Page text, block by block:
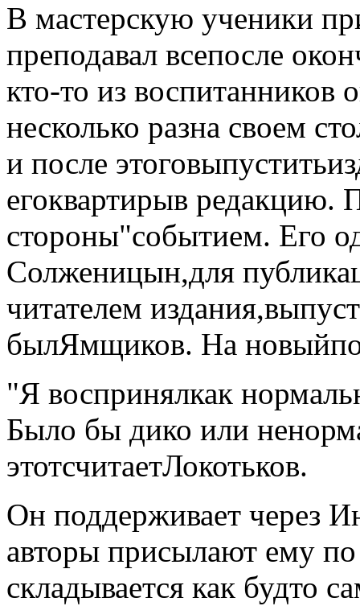
В мастерскую ученики
преподавал всепосле
кто-то из воспитанников
несколько разна своем
и после этоговыпустить
егоквартирыв редакцию.
стороны"событием. Его
Солженицын,для
читателем издания,
былЯмщиков. На новый
"Я воспринялкак
Было бы дико или
этотсчитаетЛокотьков.
Он поддерживает через
авторы присылают ему
складывается как будто